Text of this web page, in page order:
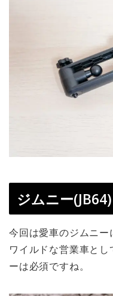
ジムニー
今回は愛車のジムニー
ワイルドな営業車と
ーは必須ですね。